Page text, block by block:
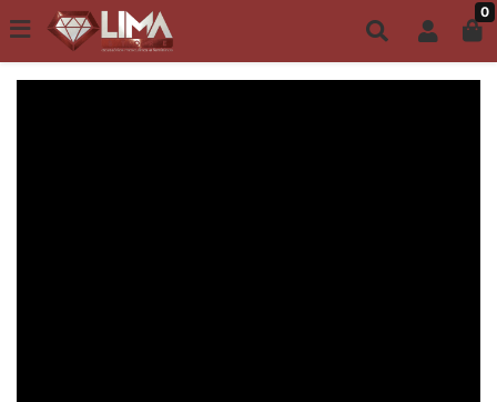
Todo site até 6X s/ juros | Frete Grátis a partir de R$149,00 0
ACESSÓRIOS MASCULINOS